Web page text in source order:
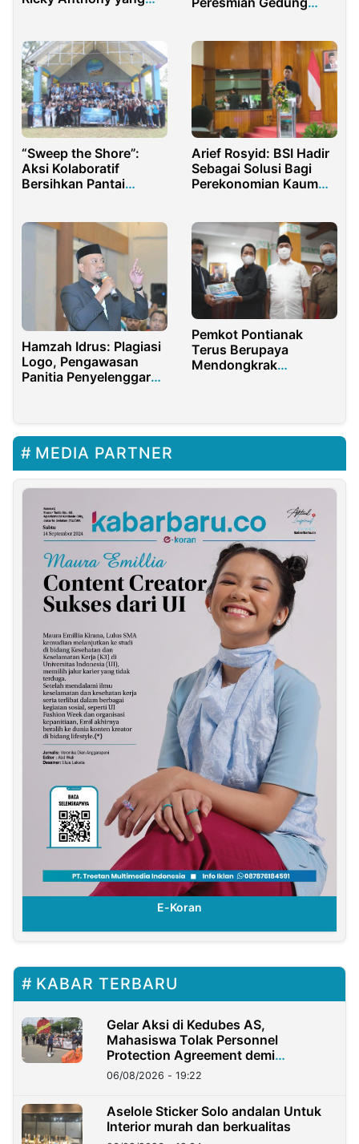
“Sweep the Shore”:
Aksi Kolaboratif
Bersihkan Pantai
Arief Rosyid: BSI Hadir
Sebagai Solusi Bagi
Perekonomian Kaum
Hamzah Idrus: Plagiasi
Logo, Pengawasan
Panitia Penyelenggara
Pemkot Pontianak
Terus Berupaya
Mendongkrak
MEDIA PARTNER
E-Koran
KABAR TERBARU
Gelar Aksi di Kedubes AS,
Mahasiswa Tolak Personnel
Protection Agreement demi
Kedaulatan Negara
06/08/2026 - 19:22
Aselole Sticker Solo andalan Untuk
Interior murah dan berkualitas